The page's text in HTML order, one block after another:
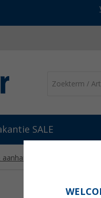
SALE
techniek